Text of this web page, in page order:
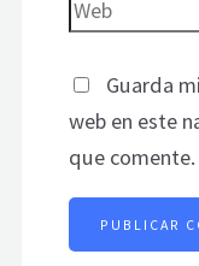
Guarda
web en este
que comente.